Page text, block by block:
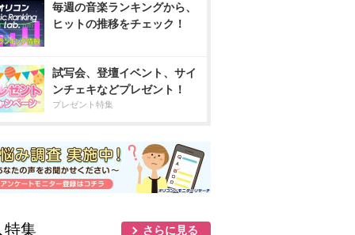
毎週の音楽ランキングから、
ヒットの推移をチェック！
試写会、登壇イベント、サイ
ンチェキなどプレゼント！
プレゼント特集
特集 さらに見る